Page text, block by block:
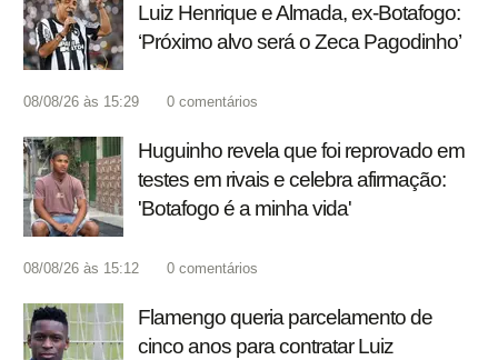
Luiz Henrique e Almada, ex-Botafogo:
‘Próximo alvo será o Zeca Pagodinho’
08/08/26 às 15:29 0 comentários
Huguinho revela que foi reprovado em
testes em rivais e celebra afirmação:
'Botafogo é a minha vida'
08/08/26 às 15:12 0 comentários
Flamengo queria parcelamento de
cinco anos para contratar Luiz